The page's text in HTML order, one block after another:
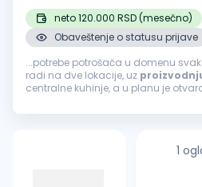
neto 120.000 RSD (mesečno)
Obaveštenje o statusu prijave
...potrebe potrošača u domenu
radi na dve lokacije, uz
centralne kuhinje, a u planu je
izrada...
1